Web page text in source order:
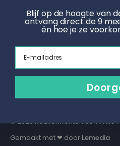
Boek een online afspraak
KNOET
Radonstraat 4, 7031 GT Wehl
© 2026 Keukenfronten.com. Alle
Gemaakt met ❤ door Lemedia
Blijf op de hoogte van
ontvang direct de 9
én hoe je ze